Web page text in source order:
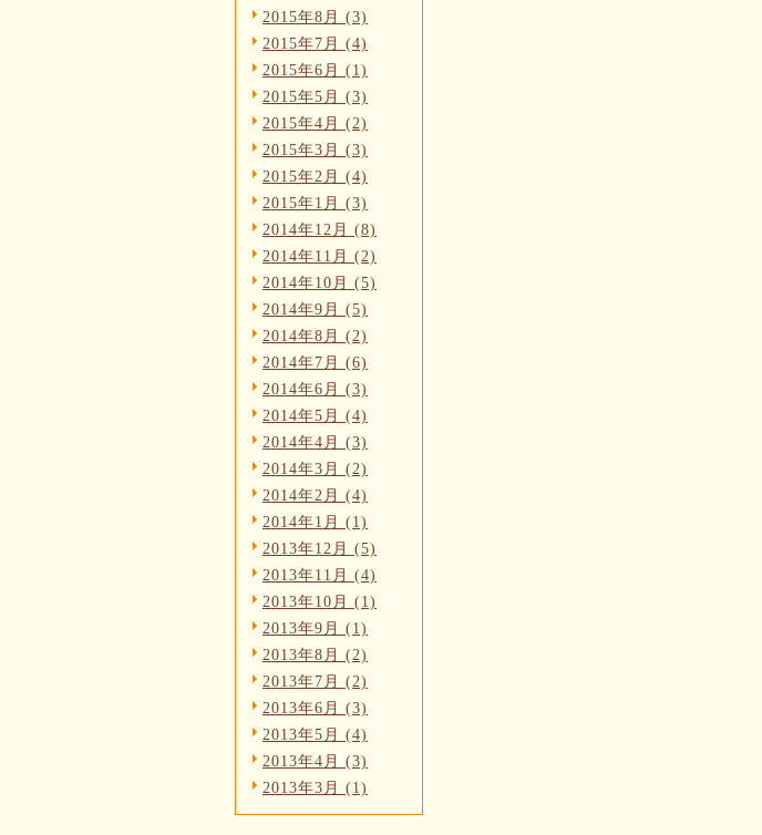
2015年8月 (3)
2015年7月 (4)
2015年6月 (1)
2015年5月 (3)
2015年4月 (2)
2015年3月 (3)
2015年2月 (4)
2015年1月 (3)
2014年12月 (8)
2014年11月 (2)
2014年10月 (5)
2014年9月 (5)
2014年8月 (2)
2014年7月 (6)
2014年6月 (3)
2014年5月 (4)
2014年4月 (3)
2014年3月 (2)
2014年2月 (4)
2014年1月 (1)
2013年12月 (5)
2013年11月 (4)
2013年10月 (1)
2013年9月 (1)
2013年8月 (2)
2013年7月 (2)
2013年6月 (3)
2013年5月 (4)
2013年4月 (3)
2013年3月 (1)